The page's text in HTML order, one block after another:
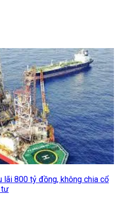
800 tỷ đồng, không chia cổ
tư